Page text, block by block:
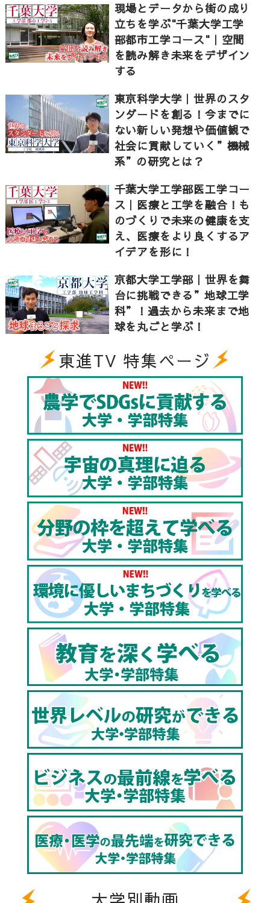
きの移動方法を発見！生物環境コースではDNAを調べ
ることで観察だけではわからない野生動物の実態につ
いて研究しています。
福島第一原子力発電所で実用化された技術を開発した
物理・科学コースの先生にお話をお聞きしました。
「放射線科学専修プログラム」や充実の海外研修な
ど、放射線研究の未来を担う人材育成は福島大学なら
では！
これらの時代欠かせない新しいクリーンエネルギー！
カーボンニュートラルの実現に向けた研究も、ここ福
島県は全国でも力を入れています。
0:00 福島大学共生システム理工学類の特長とは？
0:43 AIと人間の共生｜思考し判断するコンピューター
2:02 人と環境の共生｜動物の研究を放射線の研究に応
用！
3:15 福島第一原発で使われた技術の開発｜世界の未来
を担う人材育成
5:20 共生システム理工学類で学ぶ学生にインタビュ
6:08 福島がリードする再生可能エネルギーの未来！
7:13 エンディング｜アクセス・学部情報
【福島大学について】
福島大学は福島県唯一の国立大学で、独自の「学類」
制をとっています。分野横断的な柔軟なカリキュラム
で、幅広い視野と多角的な視点を持つ学生を育成しま
2011年の東日本大震災以降から学んだ知見が組み込ま
れた福島大学の教育は、変化する社会に対応するなか
で「解のない問い」にチャレンジし続けています。
福島大学設置学部
人間発達文化学類、経済経営学類、行政政策学類、共
生システム理工学類、食農学類
▼福島大学共生システム理工学類のHPはこちら
https://www.sss.fukushima-u.ac.jp/
▼福島大学きょうせいシステム理工学類受験生用サイ
トはこちら
https://www.sss.fukushima-u.ac.jp/admissions
▼福島大学のHPはこちら
http://www.fukushima-u.ac.jp/
現場とデータから街の成り
立ちを学ぶ"千葉大学工学
部都市工学コース"｜空間
を読み解き未来をデザイン
する
東京科学大学｜世界のスタ
ンダードを創る！今までに
ない新しい発想や価値観で
社会に貢献していく”機械
系”の研究とは？
千葉大学工学部医工学コー
ス｜医療と工学を融合！も
のづくりで未来の健康を支
え、医療をより良くするア
イデアを形に！
京都大学工学部｜世界を舞
台に挑戦できる”地球工学
科”！過去から未来まで地
球を丸ごと学ぶ！
東進TV 特集ページ